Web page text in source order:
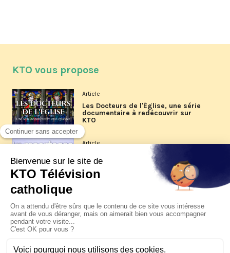
KTO vous propose
Article
Les Docteurs de l'Église, une série
documentaire à redécouvrir sur
KTO
Article
Les reportages d'été 2026 de KTO
La visite pastorale du pape Léon
XIV à Assise à suivre sur KTO le
jeudi 6 août
Le pape en Uruguay, Argentine et